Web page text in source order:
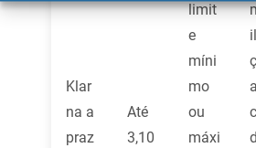
Klar
na a
praz
Até
3,10
limit
e
míni
mo
ou
máxi